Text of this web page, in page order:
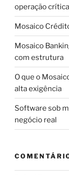
operação crítica
Mosaico
Mosaico
com estrutura
O que o
alta exigência
Software sob
negócio real